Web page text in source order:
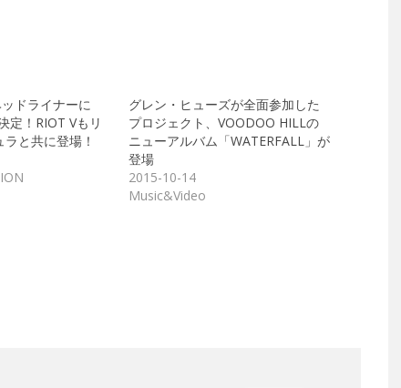
ドライナーに
定！RIOT Vもリ
と共に登場！
グレン・ヒューズが全面参加した
プロジェクト、VOODOO HILLの
ニューアルバム「WATERFALL」が
登場
2015-10-14
Music&Video